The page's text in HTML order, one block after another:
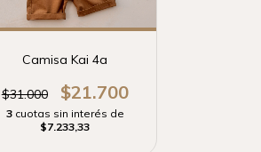
Camisa Kai 4a
$31.000 $21.700
3 cuotas sin interés de
$7.233,33